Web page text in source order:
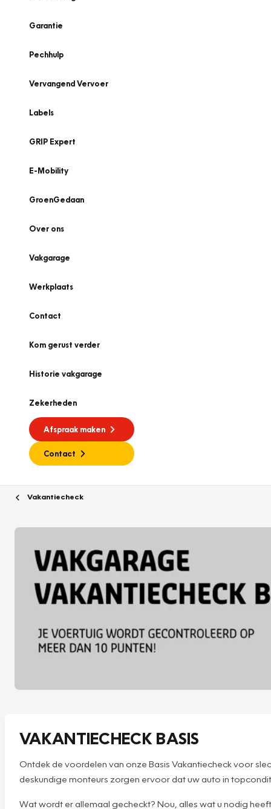
Garantie
Pechhulp
Vervangend Vervoer
Labels
GRIP Expert
E-Mobility
GroenGedaan
Over ons
Vakgarage
Werkplaats
Contact
Kom gerust verder
Historie vakgarage
Zekerheden
Afspraak maken
Contact
Vakantiecheck
VAKANTIECHECK BASIS
Ontdek de voordelen van onze Basis Vakantiecheck voor
deskundige monteurs zorgen ervoor dat uw auto in
Wat wordt er allemaal gecheckt? Nou, alles wat u nodig